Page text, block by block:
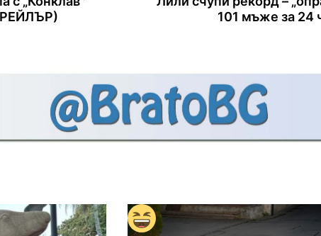
101 мъже за 24